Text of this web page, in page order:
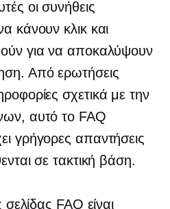
οι συνήθεις
κάνουν κλικ και
για να αποκαλύψουν
Από ερωτήσεις
σχετικά με την
αυτό το FAQ
γρήγορες απαντήσεις
σε τακτική βάση.
FAQ είναι